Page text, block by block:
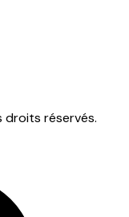
droits réservés.